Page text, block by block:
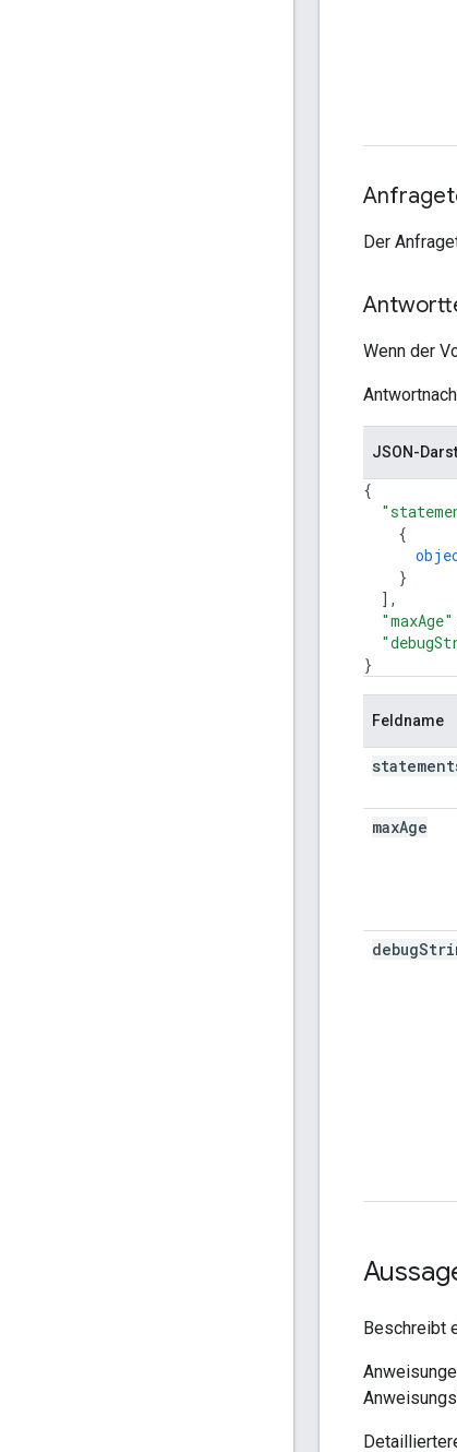
Der
Wenn der
JSON-
{
{
}
] ,
"maxAge"
}
Feldname
maxAge
debug
Beschreibt